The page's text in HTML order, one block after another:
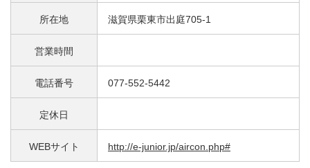
所在地 滋賀県栗東市出庭705-1
営業時間
電話番号 077-552-5442
定休日
WEBサイト http://e-junior.jp/aircon.php#